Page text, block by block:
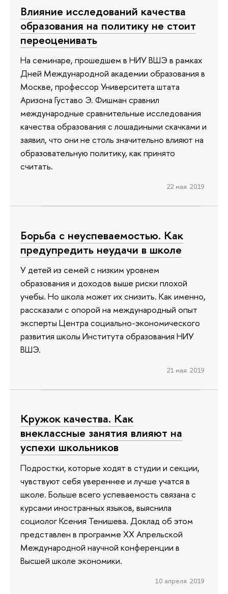
Влияние исследований качества
образования на политику не стоит
переоценивать
На семинаре, прошедшем в НИУ ВШЭ в рамках
Дней Международной академии образования в
Москве, профессор Университета штата
Аризона Густаво Э. Фишман сравнил
международные сравнительные исследования
качества образования с лошадиными скачками и
заявил, что они не столь значительно влияют на
образовательную политику, как принято
считать.
22 мая 2019
Борьба с неуспеваемостью. Как
предупредить неудачи в школе
У детей из семей с низким уровнем
образования и доходов выше риски плохой
учебы. Но школа может их снизить. Как именно,
рассказали с опорой на международный опыт
эксперты Центра социально-экономического
развития школы Института образования НИУ
ВШЭ.
21 мая 2019
Кружок качества. Как
внеклассные занятия влияют на
успехи школьников
Подростки, которые ходят в студии и секции,
чувствуют себя увереннее и лучше учатся в
школе. Больше всего успеваемость связана с
курсами иностранных языков, выяснила
социолог Ксения Тенишева. Доклад об этом
представлен в программе ХХ Апрельской
Международной научной конференции в
Высшей школе экономики.
10 апреля 2019